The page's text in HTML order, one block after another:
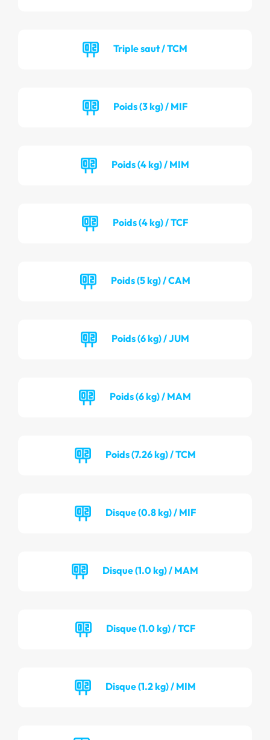
Triple saut / TCM
Poids (3 kg) / MIF
Poids (4 kg) / MIM
Poids (4 kg) / TCF
Poids (5 kg) / CAM
Poids (6 kg) / JUM
Poids (6 kg) / MAM
Poids (7.26 kg) / TCM
Disque (0.8 kg) / MIF
Disque (1.0 kg) / MAM
Disque (1.0 kg) / TCF
Disque (1.2 kg) / MIM